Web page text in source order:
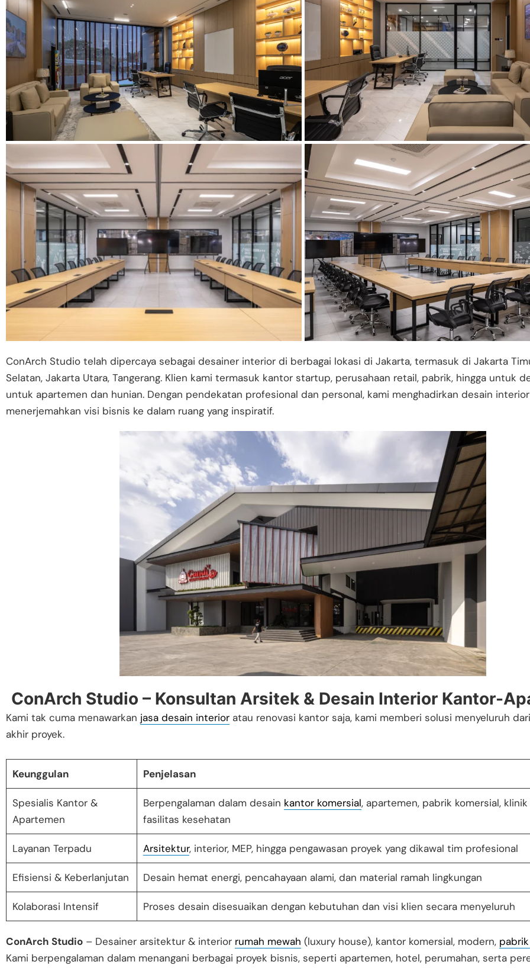
ConArch Studio telah dipercaya sebagai desainer interior di berbagai lokasi di Jakarta, termasuk di Jakarta
Selatan, Jakarta Utara, Tangerang. Klien kami termasuk kantor startup, perusahaan retail, pabrik, hingga untuk
untuk apartemen dan hunian. Dengan pendekatan profesional dan personal, kami menghadirkan desain
menerjemahkan visi bisnis ke dalam ruang yang inspiratif.
ConArch Studio – Konsultan Arsitek & Desain Interior Kantor-
Kami tak cuma menawarkan jasa desain interior atau renovasi kantor saja, kami memberi solusi menyeluruh
akhir proyek.
Keunggulan Penjelasan
Spesialis Kantor &
Apartemen
Berpengalaman dalam desain kantor komersial, apartemen, pabrik komersial, klinik
fasilitas kesehatan
Layanan Terpadu Arsitektur, interior, MEP, hingga pengawasan proyek yang dikawal tim profesional
Efisiensi & Keberlanjutan Desain hemat energi, pencahayaan alami, dan material ramah lingkungan
Kolaborasi Intensif Proses desain disesuaikan dengan kebutuhan dan visi klien secara menyeluruh
ConArch Studio – Desainer arsitektur & interior rumah mewah (luxury house), kantor komersial, modern,
Kami berpengalaman dalam menangani berbagai proyek bisnis, seperti apartemen, hotel, perumahan, serta